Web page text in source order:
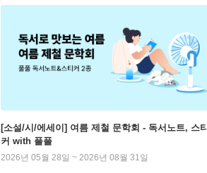
[소설/시/에세이] 여름 제철 문학회 - 독서노트, 스티
커 with 풀풀
2026년 05월 28일 ~ 2026년 08월 31일